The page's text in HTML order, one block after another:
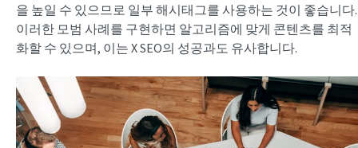
을 높일 수 있으므로 일부 해시태그를 사용하는 것이 좋습니다.
이러한 모범 사례를 구현하면 알고리즘에 맞게 콘텐츠를 최적
화할 수 있으며, 이는 X SEO의 성공과도 유사합니다.